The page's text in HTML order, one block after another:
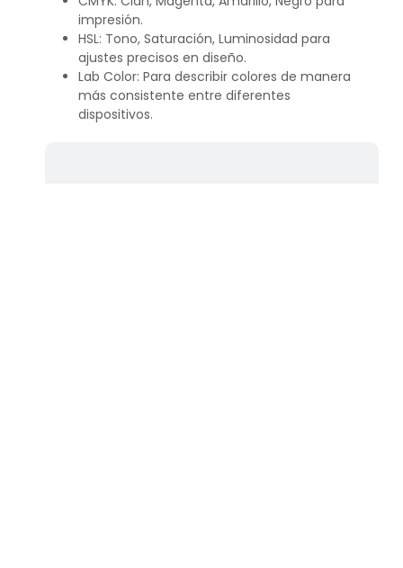
impresión.
HSL: Tono, Saturación, Luminosidad para
ajustes precisos en diseño.
Lab Color: Para describir colores de manera
más consistente entre diferentes
dispositivos.